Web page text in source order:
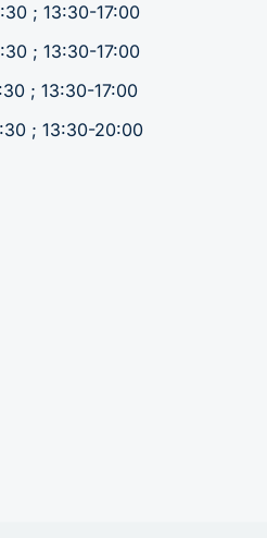
; 13:30-17:00
; 13:30-17:00
; 13:30-17:00
; 13:30-20:00